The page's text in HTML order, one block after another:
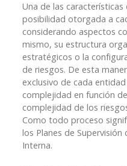
Una de las
posibilidad otorgada a
considerando aspectos
mismo, su estructura
estratégicos o la
de riesgos. De esta
exclusivo de cada
complejidad en función
complejidad de los
Como todo proceso
los Planes de
Interna.